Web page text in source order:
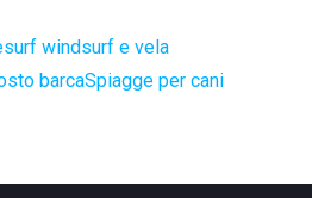
windsurf e vela
barcaSpiagge per cani